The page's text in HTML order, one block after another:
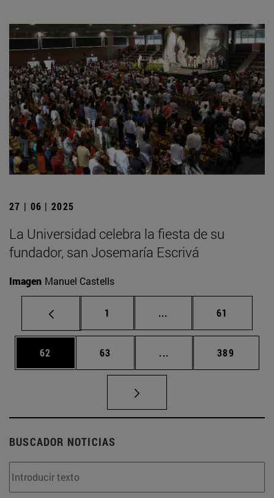
27 | 06 | 2025
La Universidad celebra la fiesta de su
fundador, san Josemaría Escrivá
Imagen Manuel Castells
Página
1 ... Páginas intermedias
Página
61
Página
62 Página
63 ... Páginas intermedias
Página
389
BUSCADOR NOTICIAS